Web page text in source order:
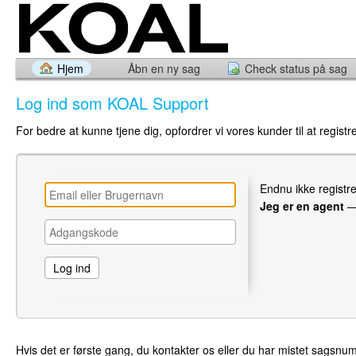
Hjem Åbn en ny sag Check status på sag
Log ind som KOAL Support
For bedre at kunne tjene dig, opfordrer vi vores kunder til at
Endnu ikke
Jeg er en agent
Hvis det er første gang, du kontakter os eller du har mistet